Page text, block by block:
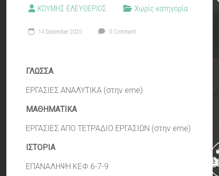
ΚΟΥΜΗΣ ΕΛΕΥΘΕΡΙΟΣ Χωρίς κατηγορία
14 December 2020 0 Comment
ΓΛΩΣΣΑ
ΕΡΓΑΣΙΕΣ ΑΝΑΛΥΤΙΚΑ (στην eme)
ΜΑΘΗΜΑΤΙΚΑ
ΕΡΓΑΣΙΕΣ ΑΠΟ ΤΕΤΡΑΔΙΟ ΕΡΓΑΣΙΩΝ (στην eme)
ΙΣΤΟΡΙΑ
ΕΠΑΝΑΛΗΨΗ ΚΕΦ.6-7-9